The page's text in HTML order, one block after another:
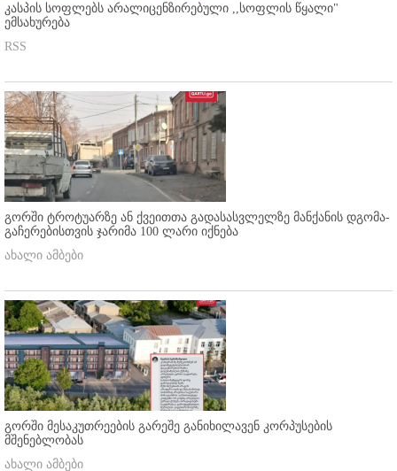
კასპის სოფლებს არალიცენზირებული ,,სოფლის წყალი"
ემსახურება
RSS
გორში ტროტუარზე ან ქვეითთა გადასასვლელზე მანქანის დგომა-
გაჩერებისთვის ჯარიმა 100 ლარი იქნება
ახალი ამბები
გორში მესაკუთრეების გარეშე განიხილავენ კორპუსების
მშენებლობას
ახალი ამბები